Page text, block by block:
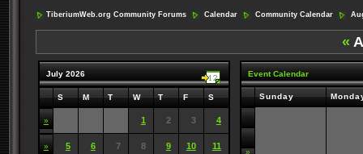
TiberiumWeb.org Community Forums Calendar Community Calendar
«
July 2026
S M T W T F S
» 1 2 3 4
» 5 6 7 8 9 10 11
Event Calendar
Sunday
»